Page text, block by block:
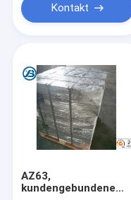
Kontakt
AZ63,
kundengebundene